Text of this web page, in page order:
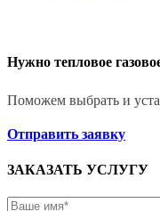
Нужно тепловое
Поможем выбрать и
Отправить заявку
ЗАКАЗАТЬ УСЛУГУ